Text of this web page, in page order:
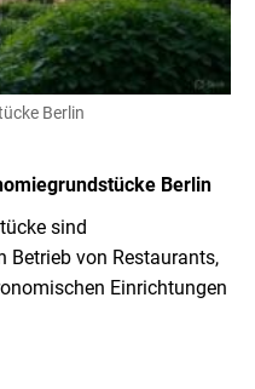
Berlin
Berlin
sind
Betrieb von Restaurants,
Einrichtungen